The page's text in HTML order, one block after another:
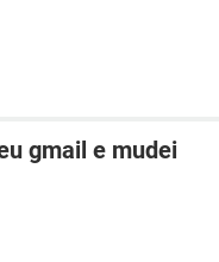
gmail e mudei